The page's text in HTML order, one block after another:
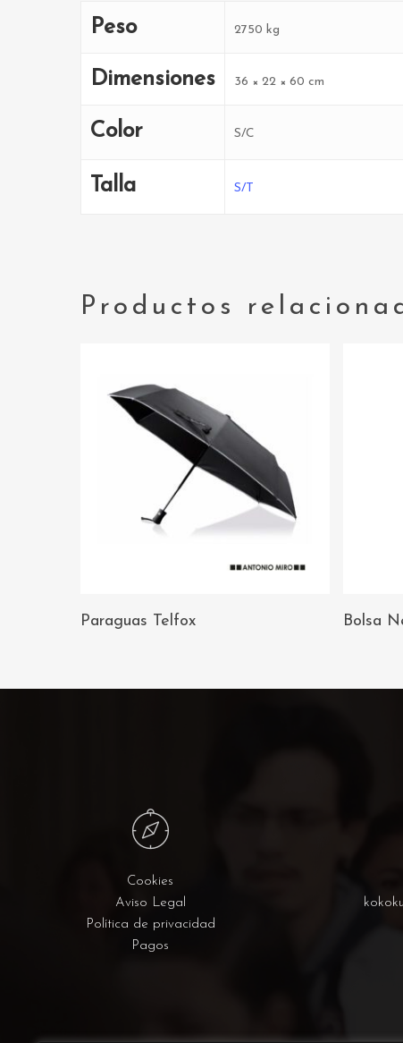
Peso 2750 kg
Dimensiones 36 × 22 × 60 cm
Color S/C
Talla S/T
Productos
AÑADIR AL
Paraguas Telfox Bolsa
Cookies
Aviso Legal
Política de privacidad
Pagos